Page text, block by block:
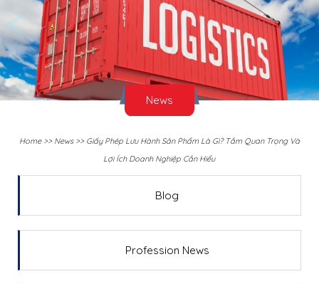
< >
News
Home>> News>> Giấy Phép Lưu Hành Sản Phẩm Là Gì? Tầm Quan Trọng Và
Lợi Ích Doanh Nghiệp Cần Hiểu
Blog
Profession News